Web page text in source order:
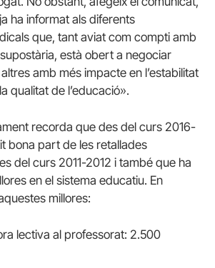
ha informat als diferents
que, tant aviat com compti amb
està obert a negociar
amb més impacte en l’estabilitat
qualitat de l’educació».
recorda que des del curs 2016-
bona part de les retallades
del curs 2011-2012 i també que ha
en el sistema educatiu. En
millores:
lectiva al professorat: 2.500